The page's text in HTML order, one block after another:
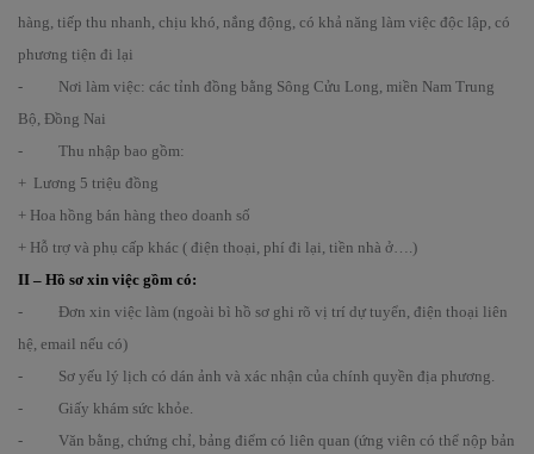
hàng, tiếp thu nhanh, chịu khó, nắng động, có khả năng làm việc độc lập, có
phương tiện đi lại
- Nơi làm việc: các tỉnh đồng bằng Sông Cửu Long, miền Nam Trung
Bộ, Đồng Nai
- Thu nhập bao gồm:
+ Lương 5 triệu đồng
+ Hoa hồng bán hàng theo doanh số
+ Hỗ trợ và phụ cấp khác ( điện thoại, phí đi lại, tiền nhà ở….)
II – Hồ sơ xin việc gồm có:
- Đơn xin việc làm (ngoài bì hồ sơ ghi rõ vị trí dự tuyển, điện thoại liên
hệ, email nếu có)
- Sơ yếu lý lịch có dán ảnh và xác nhận của chính quyền địa phương.
- Giấy khám sức khỏe.
- Văn bằng, chứng chỉ, bảng điểm có liên quan (ứng viên có thể nộp bản